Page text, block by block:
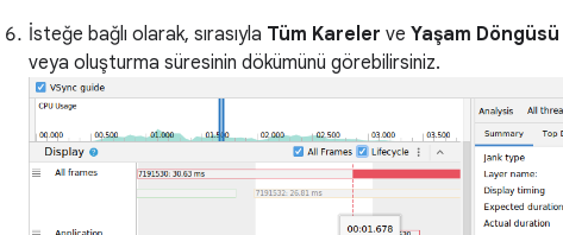
İsteğe bağlı olarak, sırasıyla Tüm Kareler ve Yaşam Döngüsü
veya oluşturma süresinin dökümünü görebilirsiniz.